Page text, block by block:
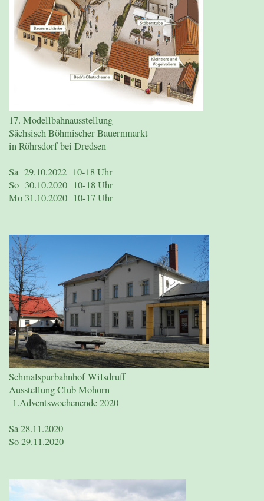
17. Modellbahnausstellung
Sächsisch Böhmischer Bauernmarkt
in Röhrsdorf bei Dredsen
Sa 29.10.2022 10-18 Uhr
So 30.10.2020 10-18 Uhr
Mo 31.10.2020 10-17 Uhr
Schmalspurbahnhof Wilsdruff
Ausstellung Club Mohorn
1.Adventswochenende 2020
Sa 28.11.2020
So 29.11.2020